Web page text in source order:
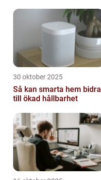
30 oktober 2025
Så kan smarta hem bidra
till ökad hållbarhet